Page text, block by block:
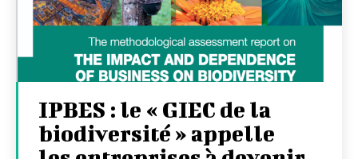
IPBES : le « GIEC de la
biodiversité » appelle